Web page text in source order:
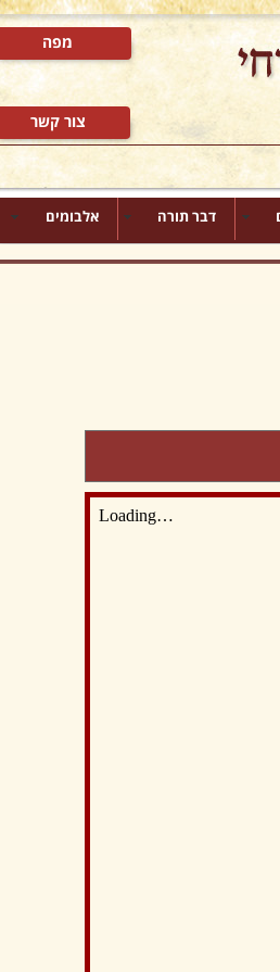
דבר תורה אלבומים
מפה
צור קשר